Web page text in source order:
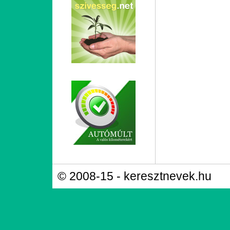
© 2008-15 - keresztnevek.hu